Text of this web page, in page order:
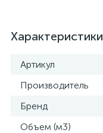
Характеристики
Артикул
Производитель
Бренд
Объем (м3)